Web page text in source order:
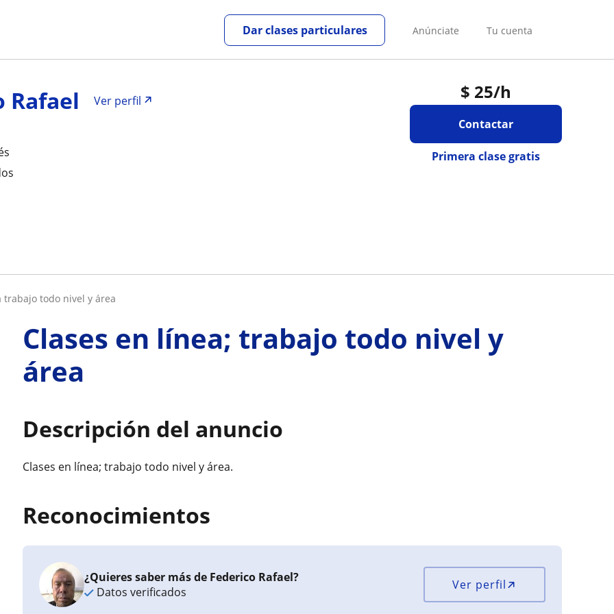
Anúnciate Tu cuenta
Dar clases particulares
$ 25/h
Contactar
Primera clase gratis
Rafael Ver perfil
trabajo todo nivel y área
Clases en línea; trabajo todo nivel y
área
Descripción del anuncio
Clases en línea; trabajo todo nivel y área.
Reconocimientos
¿Quieres saber más de Federico Rafael?
Datos verificados
Ver perfil